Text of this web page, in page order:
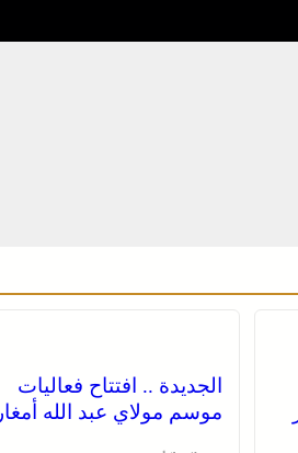
الجديدة .. افتتاح فعاليات
موسم مولاي عبد الله أمغار